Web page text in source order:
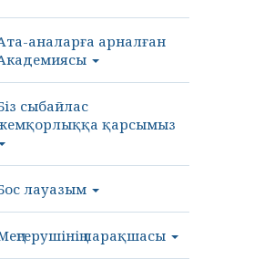
аналарға арналған
сыбайлас
қарсымыз
лауазым
парақшасы